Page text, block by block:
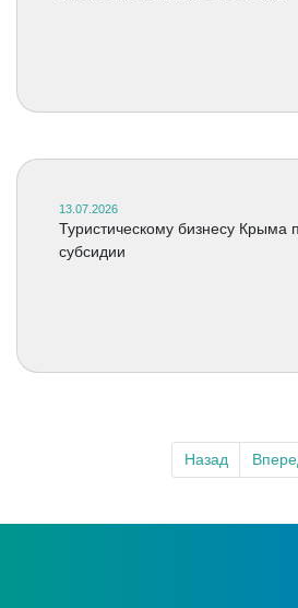
13.07.2026
Туристическому бизнесу Крыма
субсидии
Назад